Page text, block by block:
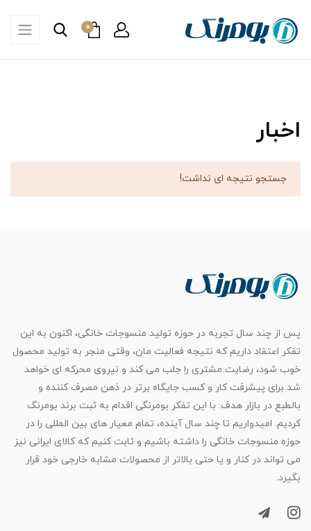
0
اخبار
جستجو نتیجه ای نداشت!
پس از چند سال تجربه در حوزه تولید منسوجات خانگی، اکنون به این
تفکر اعتقاد داریم که نتیجه فعالیت مان، وقتی منجر به تولید محصول
خوب شود، رضایت مشتری را جلب می کند و نیروی محرکه ای خواهد
شد برای پیشرفت کار و کسب جایگاه برتر در ذهن مصرف کننده و
بالطبع در بازار هدف. با این تفکر بومرنگی اقدام به ثبت برند بومرنگ
کردیم. امیدواریم تا چند سال آینده، تمام معیار های بین المللی را در
حوزه منسوجات خانگی را داشته باشیم و ثابت کنیم که کالای ایرانی نیز
می تواند در کنار و یا حتی بالاتر از محصولات مشابه خارجی خود قرار
بگیرد.